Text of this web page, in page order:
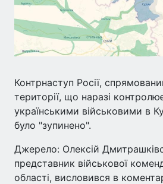
Контрнаступ Росії,
території, що наразі
українськими військовими в
було "зупинено".
Джерело: Олексій
представник військової
області, висловився в